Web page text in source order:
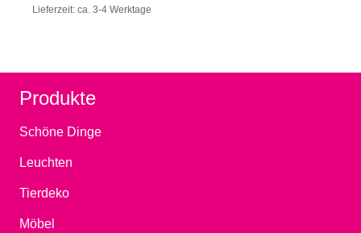
Lieferzeit: ca. 3-4 Werktage
Produkte
Schöne Dinge
Leuchten
Tierdeko
Möbel